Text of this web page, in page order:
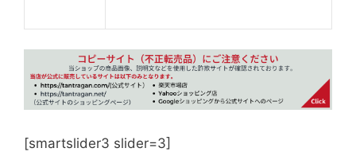
[smartslider3 slider=3]